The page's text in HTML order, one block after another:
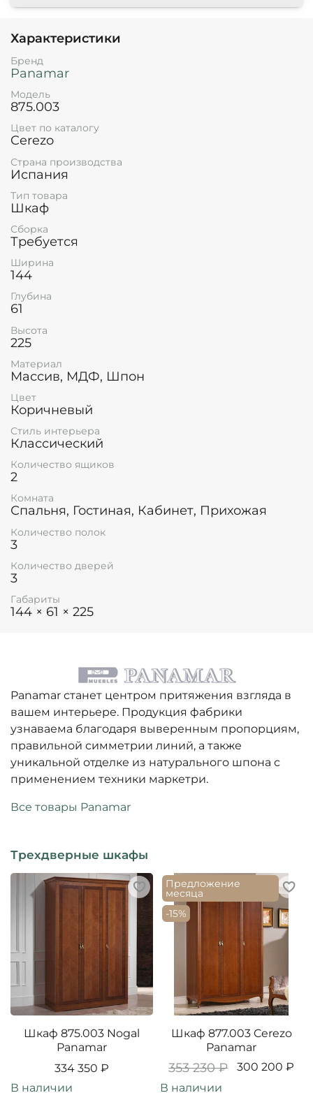
Характеристики
Бренд
Panamar
Модель
875.003
Цвет по каталогу
Cerezo
Страна производства
Испания
Тип товара
Шкаф
Сборка
Требуется
Ширина
144
Глубина
61
Высота
225
Материал
Массив, МДФ, Шпон
Цвет
Коричневый
Стиль интерьера
Классический
Количество ящиков
2
Комната
Спальня, Гостиная, Кабинет, Прихожая
Количество полок
3
Количество дверей
3
Габариты
144 × 61 × 225
Panamar станет центром притяжения взгляда в
вашем интерьере. Продукция фабрики
узнаваема благодаря выверенным пропорциям,
правильной симметрии линий, а также
уникальной отделке из натурального шпона с
применением техники маркетри.
Все товары Panamar
Трехдверные шкафы
Шкаф 875.003 Nogal
Panamar
334 350 ₽
В наличии
Предложение
месяца
-15%
Шкаф 877.003 Cerezo
Panamar
353 230 ₽
300 200 ₽
В наличии